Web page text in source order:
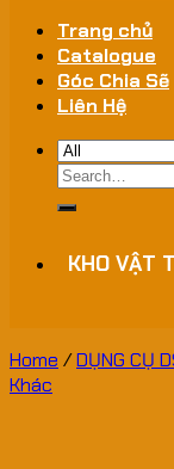
Trang chủ
Catalogue
Góc Chia Sẽ
Liên Hệ
Search
for:
KHO VẬT
Home /DỤNG CỤ
Khác